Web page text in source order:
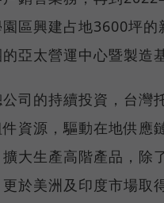
區興建占地3600坪的
亞太營運中心暨製造
司的持續投資，台灣
資源，驅動在地供應
大生產高階產品，除
於美洲及印度市場取